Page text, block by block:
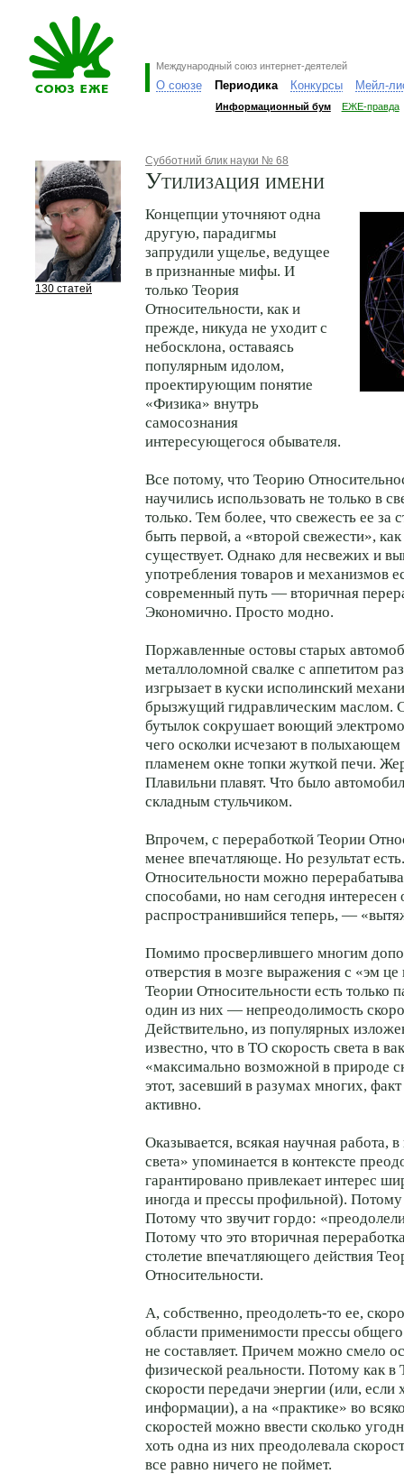
Международный союз интернет-деятелей
О союзе Периодика Конкурсы Мейл-
Информационный бум ЕЖЕ-правда
130 статей
Субботний блик науки № 68
Утилизация имени
Концепции уточняют одна
другую, парадигмы
запрудили ущелье, ведущее
в признанные мифы. И
только Теория
Относительности, как и
прежде, никуда не уходит с
небосклона, оставаясь
популярным идолом,
проектирующим понятие
«Физика» внутрь
самосознания
интересующегося обывателя.
Все потому, что Теорию
научились использовать не только в
только. Тем более, что свежесть ее за
быть первой, а «второй свежести»,
существует. Однако для несвежих и
употребления товаров и механизмов
современный путь — вторичная
Экономично. Просто модно.
Поржавленные остовы старых
металлоломной свалке с аппетитом
изгрызает в куски исполинский
брызжущий гидравлическим маслом.
бутылок сокрушает воющий
чего осколки исчезают в
пламенем окне топки жуткой печи.
Плавильни плавят. Что было
складным стульчиком.
Впрочем, с переработкой Теории
менее впечатляюще. Но результат
Относительности можно
способами, но нам сегодня интересен
распространившийся теперь, —
Помимо просверлившего многим
отверстия в мозге выражения с «эм це
Теории Относительности есть только
один из них — непреодолимость
Действительно, из популярных
известно, что в ТО скорость света в
«максимально возможной в природе
этот, засевший в разумах многих, факт
активно.
Оказывается, всякая научная работа,
света» упоминается в контексте
гарантировано привлекает интерес
иногда и прессы профильной). Потому
Потому что звучит гордо:
Потому что это вторичная
столетие впечатляющего действия
Относительности.
А, собственно, преодолеть-то ее,
области применимости прессы общего
не составляет. Причем можно смело
физической реальности. Потому как в
скорости передачи энергии (или, если
информации), а на «практике» во
скоростей можно ввести сколько
хоть одна из них преодолевала
все равно ничего не поймет.